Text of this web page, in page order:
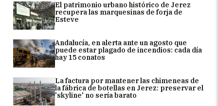
El patrimonio urbano histórico de Jerez
recupera las marquesinas de forja de
Esteve
Andalucía, en alerta ante un agosto que
puede estar plagado de incendios: cada día
hay 15 conatos
La factura por mantener las chimeneas de
la fábrica de botellas en Jerez: preservar el
'skyline' no sería barato